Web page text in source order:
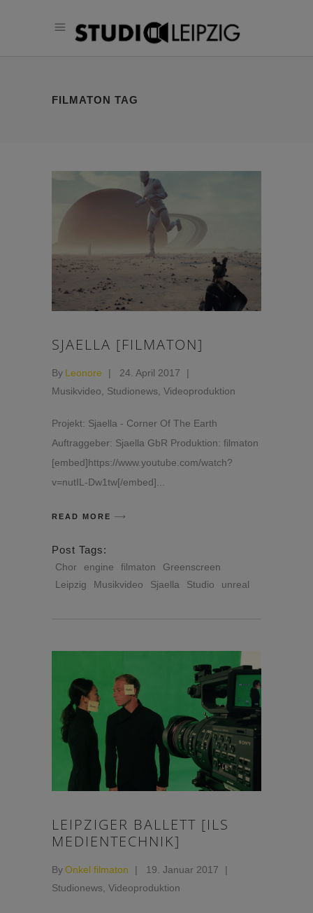
FILMATON TAG
SJAELLA [FILMATON]
By Leonore
24. April 2017
Musikvideo
Studionews Videoproduktion
Projekt: Sjaella - Corner Of The Earth
Auftraggeber: Sjaella GbR Produktion: filmaton
[embed]https://www.youtube.com/watch?
v=nutIL-Dw1tw[/embed]
READ MORE
Post Tags:
Chor engine filmaton
Greenscreen
Leipzig
Musikvideo Sjaella Studio unreal
LEIPZIGER BALLETT [ILS
MEDIENTECHNIK]
ByOnkel filmaton
19. Januar 2017
Studionews Videoproduktion